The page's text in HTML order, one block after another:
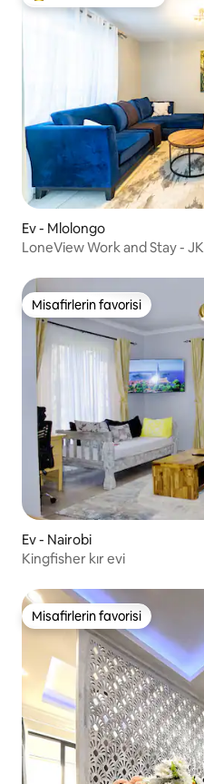
Ev - Mlolongo
LoneView Work and Stay -
Misafirlerin favorisi
Misafirlerin favorisi
Ev - Nairobi
Kingfisher kır evi
Misafirlerin favorisi
Misafirlerin favorisi